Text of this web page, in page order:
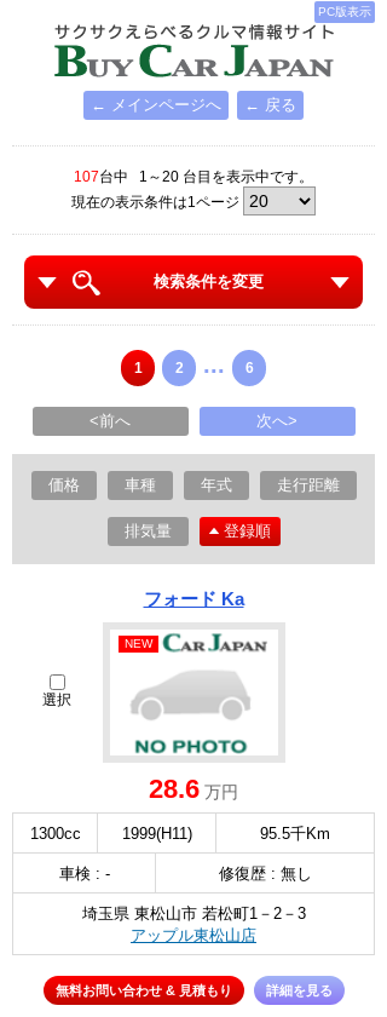
PC版表示
← メインページへ ← 戻る
107台中 1～20 台目を表示中です。
現在の表示条件は1ページ
検索条件を変更
1 2 ... 6
<前へ 次へ>
価格 車種 年式 走行距離
排気量 登録順
フォード Ka
選択
NEW
28.6 万円
1300cc 1999(H11) 95.5千Km
車検 : - 修復歴 : 無し
埼玉県 東松山市 若松町1－2－3
アップル東松山店
無料お問い合わせ & 見積もり 詳細を見る